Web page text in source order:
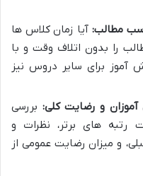
مطالب: آیا زمان کلاس ها
را بدون اتلاف وقت و با
آموز برای سایر دروس نیز
و رضایت کلی: بررسی
رتبه های برتر، نظرات و
و میزان رضایت عمومی از